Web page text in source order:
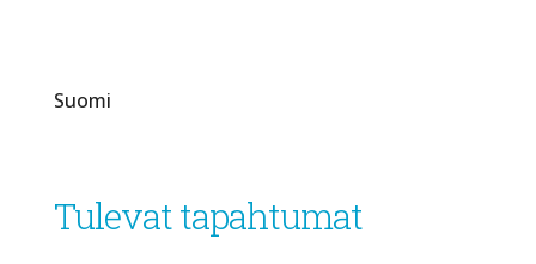
Suomi
Tulevat tapahtumat